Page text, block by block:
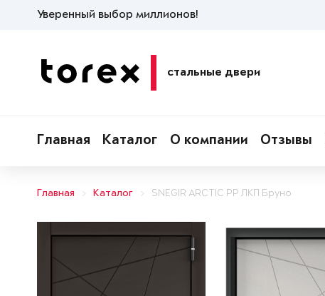
Уверенный выбор миллионов!
стальные двери
Главная Каталог О компании Отзывы
Главная Каталог SNEGIR ARCTIC PP ЛКП Бруно